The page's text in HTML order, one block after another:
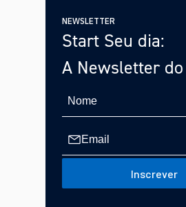
NEWSLETTER
Start Seu dia:
A Newsletter do
Inscrever